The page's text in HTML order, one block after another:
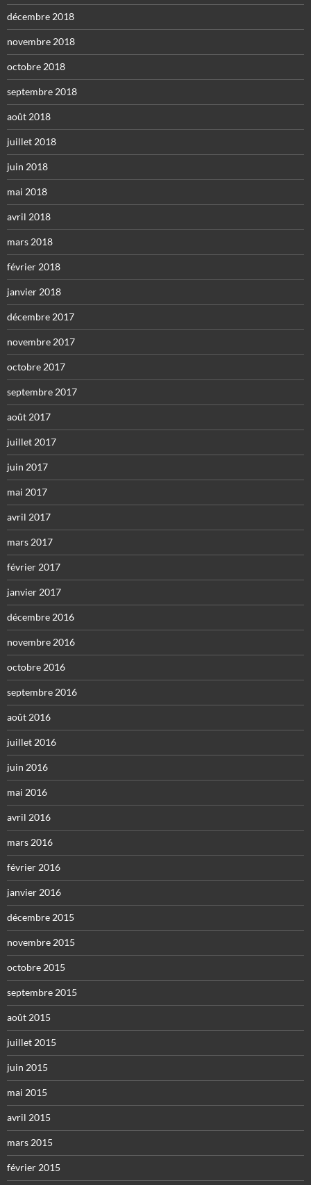
décembre 2018
novembre 2018
octobre 2018
septembre 2018
août 2018
juillet 2018
juin 2018
mai 2018
avril 2018
mars 2018
février 2018
janvier 2018
décembre 2017
novembre 2017
octobre 2017
septembre 2017
août 2017
juillet 2017
juin 2017
mai 2017
avril 2017
mars 2017
février 2017
janvier 2017
décembre 2016
novembre 2016
octobre 2016
septembre 2016
août 2016
juillet 2016
juin 2016
mai 2016
avril 2016
mars 2016
février 2016
janvier 2016
décembre 2015
novembre 2015
octobre 2015
septembre 2015
août 2015
juillet 2015
juin 2015
mai 2015
avril 2015
mars 2015
février 2015